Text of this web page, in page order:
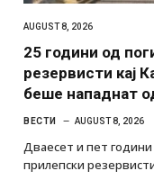
AUGUST 8, 2026
25 години од
резервисти кај
беше нападнат
ВЕСТИ AUGUST 8, 2026
Дваесет и пет
прилепски